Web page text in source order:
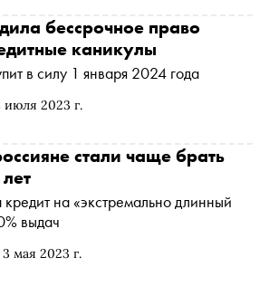
июля 2023 г.
бессрочное право
каникулы
в силу 1 января 2024 года
3 мая 2023 г.
стали чаще брать
на «экстремально длинный
выдач